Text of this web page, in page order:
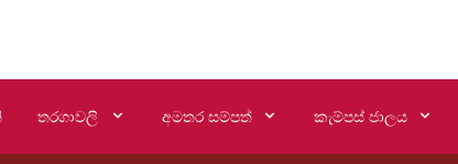
තරගාවලි අමතර සම්පත් කැම්පස් ජාලය